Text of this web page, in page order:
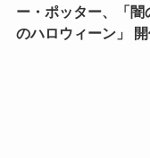
ー・ポッター、「闇
のハロウィーン」